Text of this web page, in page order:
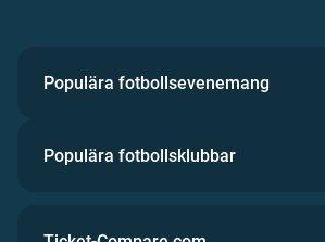
Populära fotbollsevenemang
Populära fotbollsklubbar